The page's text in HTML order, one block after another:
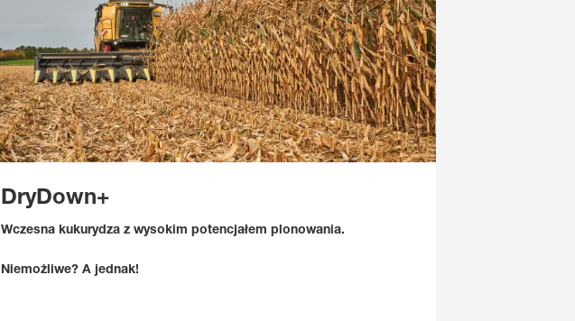
DryDown+
Wczesna kukurydza z wysokim potencjałem plonowania.
Niemożliwe? A jednak!